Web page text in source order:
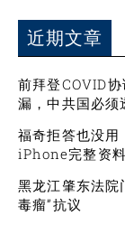
近期文章
前拜登COVID
漏，中共国必须
福奇拒答也没用
iPhone完整资
黑龙江肇东法院
毒瘤”抗议